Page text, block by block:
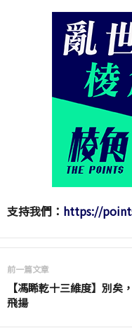
支持我們： https://
前一篇文章
【馮睎乾十三維度】別矣
飛揚